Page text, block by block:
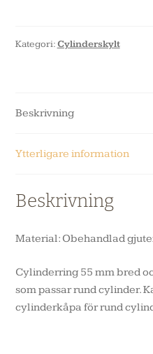
Kategori:Cylinderskylt
Beskrivning
Ytterligare information
Beskrivning
Material: Obehandlad
Cylinderring 55 mm bred
som passar rund cylinder.
cylinderkåpa för rund